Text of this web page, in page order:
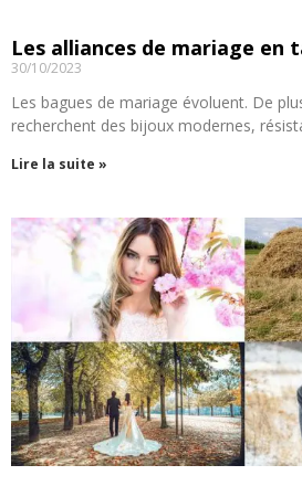
Les alliances de mariage en
30/10/2023
Les bagues de mariage évoluent. De
recherchent des bijoux modernes,
Lire la suite »